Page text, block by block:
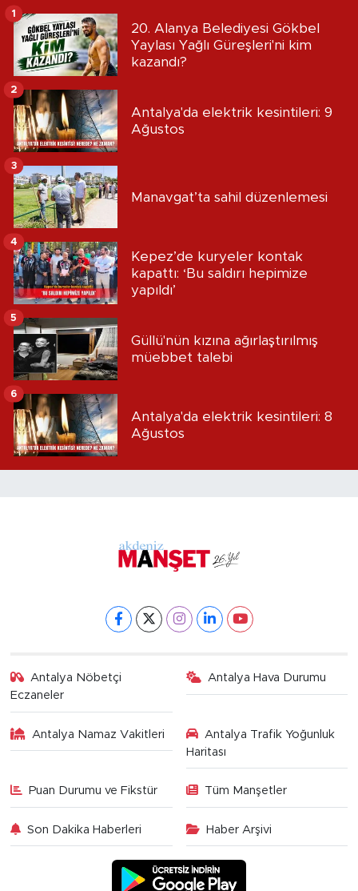
20. Alanya Belediyesi Gökbel
Yaylası Yağlı Güreşleri'ni kim
kazandı?
1
Antalya'da elektrik kesintileri: 9
Ağustos
2
Manavgat’ta sahil düzenlemesi
3
Kepez’de kuryeler kontak
kapattı: ‘Bu saldırı hepimize
yapıldı’
4
Güllü'nün kızına ağırlaştırılmış
müebbet talebi
5
Antalya'da elektrik kesintileri: 8
Ağustos
6
Antalya Nöbetçi
Eczaneler
Antalya Hava Durumu
Antalya Namaz Vakitleri
Antalya Trafik Yoğunluk
Haritası
Puan Durumu ve Fikstür Tüm Manşetler
Son Dakika Haberleri Haber Arşivi